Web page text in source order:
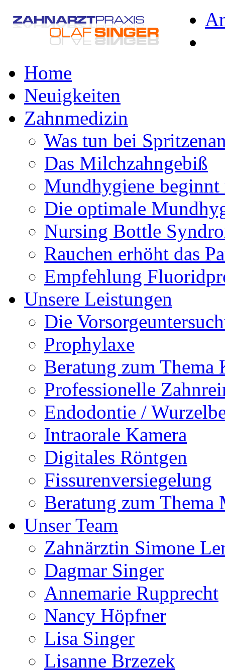
Home
Neuigkeiten
Zahnmedizin
Was tun bei
Das Milchzahngebiß
Mundhygiene beginnt
Die optimale
Nursing Bottle
Rauchen erhöht das
Empfehlung
Unsere Leistungen
Die
Prophylaxe
Beratung zum Thema
Professionelle
Endodontie /
Intraorale Kamera
Digitales Röntgen
Fissurenversiegelung
Beratung zum Thema
Unser Team
Zahnärztin Simone
Dagmar Singer
Annemarie Rupprecht
Nancy Höpfner
Lisa Singer
Lisanne Brzezek